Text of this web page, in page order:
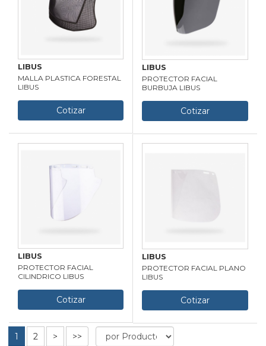
LIBUS
MALLA PLASTICA FORESTAL
LIBUS
Cotizar
LIBUS
PROTECTOR FACIAL
BURBUJA LIBUS
Cotizar
LIBUS
PROTECTOR FACIAL
CILINDRICO LIBUS
Cotizar
LIBUS
PROTECTOR FACIAL PLANO
LIBUS
Cotizar
1 2 > >>